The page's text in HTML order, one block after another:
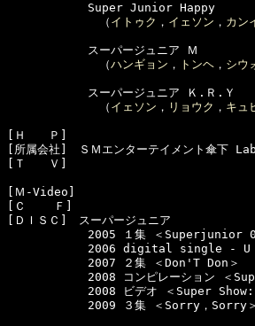
Super Junior Happy
（ イトゥク ， イェソン ， カン
スーパージュニア Ｍ
（ハンギョン ， トンヘ ， シウ
スーパージュニア Ｋ.Ｒ.Ｙ
（ イェソン ， リョウク ， キュ
[Ｈ　　Ｐ]
[所属会社]　ＳＭエンターテイメント傘下
[Ｔ　　Ｖ]
[Ｍ-Video]
[Ｃ    Ｆ]
[ＤＩＳＣ]　スーパージュニア
2005 １集 ＜Superjunior
2006 digital single - U
2007 ２集 ＜Don'T Don＞
2008 コンピレーション ＜
2008 ビデオ ＜Super
2009 ３集 ＜Sorry，Sorry＞